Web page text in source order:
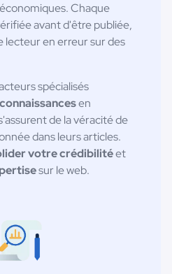
Chaque
avant d'être publiée,
lecteur en erreur sur des
spécialisés
en
de la véracité de
dans leurs articles.
votre crédibilitéet
sur le web.